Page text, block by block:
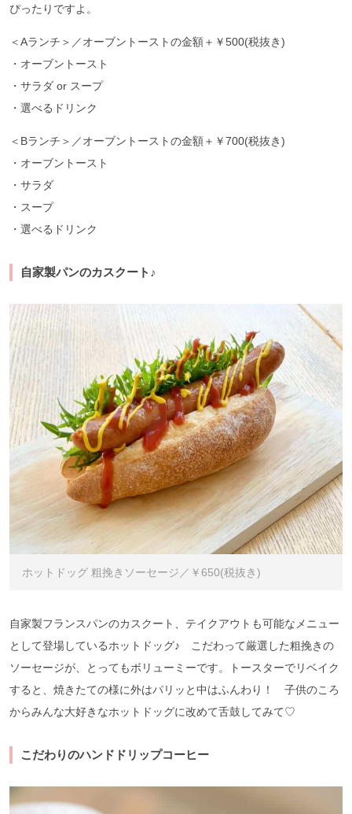
ぴったりですよ。
＜Aランチ＞／オーブントーストの金額＋￥500(税抜き)
・オーブントースト
・サラダ or スープ
・選べるドリンク
＜Bランチ＞／オーブントーストの金額＋￥700(税抜き)
・オーブントースト
・サラダ
・スープ
・選べるドリンク
自家製パンのカスクート♪
ホットドッグ 粗挽きソーセージ／￥650(税抜き)
自家製フランスパンのカスクート、テイクアウトも可能なメニュー
として登場しているホットドッグ♪ こだわって厳選した粗挽きの
ソーセージが、とってもボリューミーです。トースターでリベイク
すると、焼きたての様に外はパリッと中はふんわり！ 子供のころ
からみんな大好きなホットドッグに改めて舌鼓してみて♡
こだわりのハンドドリップコーヒー